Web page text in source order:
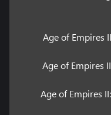
Age of Empires
Age of Empires
Age of Empires